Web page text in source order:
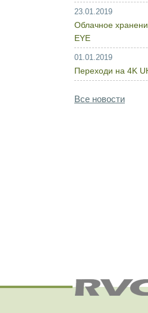
23.01.2019
Облачное
EYE
01.01.2019
Переходи на 4K
Все новости